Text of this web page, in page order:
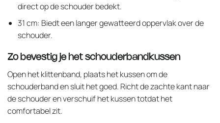
direct op de schouder bedekt.
31 cm: Biedt een langer gewatteerd oppervlak over de
schouder.
Zo bevestig je het schouderbandkussen
Open het klittenband, plaats het kussen om de
schouderband en sluit het goed. Richt de zachte kant naar
de schouder en verschuif het kussen totdat het
comfortabel zit.